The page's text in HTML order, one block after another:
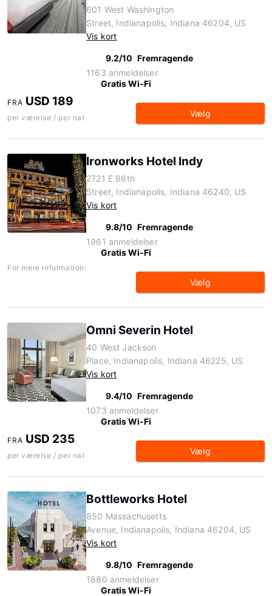
601 West Washington
Street, Indianapolis, Indiana 46204, US
Vis kort
9.2/10 Fremragende
1163 anmeldelser
Gratis Wi-Fi
FRA USD 189
per værelse / per nat Vælg
Ironworks Hotel Indy
2721 E 86th
Street, Indianapolis, Indiana 46240, US
Vis kort
9.8/10 Fremragende
1961 anmeldelser
Gratis Wi-Fi
For mere information:
Vælg
Omni Severin Hotel
40 West Jackson
Place, Indianapolis, Indiana 46225, US
Vis kort
9.4/10 Fremragende
1073 anmeldelser
Gratis Wi-Fi
FRA USD 235
per værelse / per nat Vælg
Bottleworks Hotel
850 Massachusetts
Avenue, Indianapolis, Indiana 46204, US
Vis kort
9.8/10 Fremragende
1880 anmeldelser
Gratis Wi-Fi